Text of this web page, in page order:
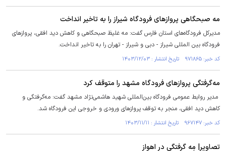
مه صبحگاهی پرواز‌های فرودگاه شیراز را به تاخیر انداخت
مدیرکل فرودگاه‌های استان فارس گفت: مه غلیظ صبحگاهی و کاهش دید افقی، پرواز‌های
فرودگاه بین المللی شیراز - دبی و شیراز - تهران را به تاخیر انداخت.
کد خبر: ۹۷۱۸۶۵ تاریخ انتشار : ۱۴۰۳/۱۲/۰۳
مه‌گرفتگی پرواز‌های فرودگاه مشهد را متوقف کرد
مدیر روابط عمومی فرودگاه بین‌المللی شهید هاشمی‌نژاد مشهد گفت: مه‌گرفتگی و
کاهش دید افقی، منجر به توقف پرواز‌های ورودی و خروجی این فرودگاه شد.
کد خبر: ۹۶۷۱۴۷ تاریخ انتشار : ۱۴۰۳/۱۱/۱۱
تصاویر| مِه گرفتگی در اهواز